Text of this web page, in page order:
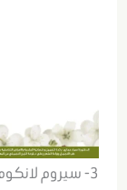
3- سيروم لانكوم ادفانسد جينيفيك الأسود: